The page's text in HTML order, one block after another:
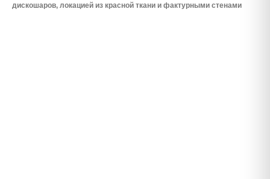
дискошаров, локацией из красной ткани и фактурными стенами